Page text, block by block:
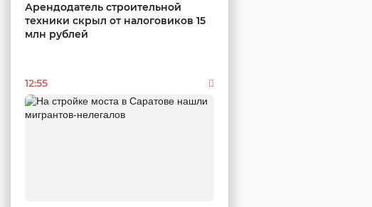
Арендодатель строительной
техники скрыл от налоговиков 15
млн рублей
12:55